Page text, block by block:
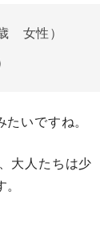
女性）
いですね。
大人たちは少